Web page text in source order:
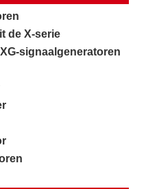
de X-serie
signaalgeneratoren